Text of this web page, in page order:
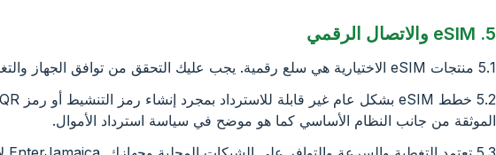
5. eSIM والاتصال الرقمي
5.1 منتجات eSIM الاختيارية هي سلع رقمية. يجب عليك التحقق من توافق الجهاز والتغطية وخطوات التنشيط قبل الشراء.
الموثقة من جانب النظام الأساسي كما هو موضح في سياسة استرداد الأموال.